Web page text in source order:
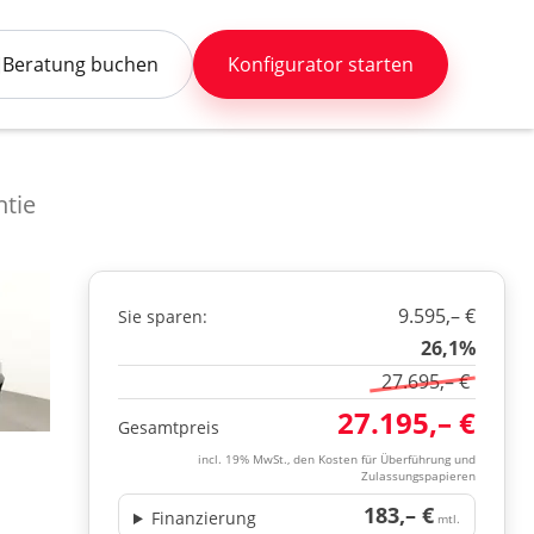
Beratung buchen Konfigurator starten
Sie sparen:
9.595,– €
26,1%
27.695,– €
Gesamtpreis 27.195,– €
incl. 19% MwSt., den Kosten für Überführung und
Zulassungspapieren
183,– € mtl.
Finanzierung